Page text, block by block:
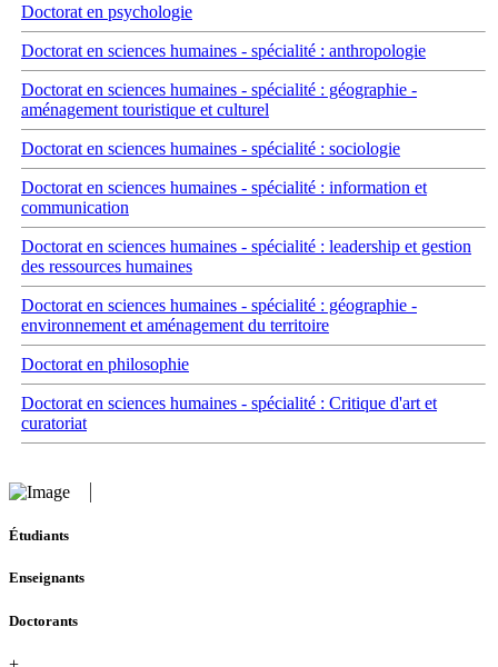
Doctorat en psychologie
Doctorat en sciences humaines - spécialité : anthropologie
Doctorat en sciences humaines - spécialité : géographie -
aménagement touristique et culturel
Doctorat en sciences humaines - spécialité : sociologie
Doctorat en sciences humaines - spécialité : information et
communication
Doctorat en sciences humaines - spécialité : leadership et gestion
des ressources humaines
Doctorat en sciences humaines - spécialité : géographie -
environnement et aménagement du territoire
Doctorat en philosophie
Doctorat en sciences humaines - spécialité : Critique d'art et
curatoriat
Étudiants
Enseignants
Doctorants